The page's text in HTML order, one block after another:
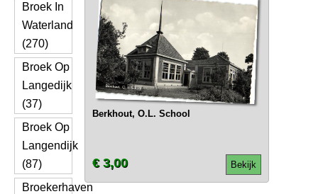
Broek In
Waterland
(270)
Broek Op
Langedijk
(37)
Broek Op
Langendijk
(87)
Broekerhaven
Berkhout, O.L. School
Bekijk
€ 3,00